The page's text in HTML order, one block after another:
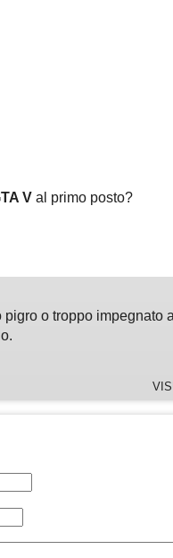
V al primo posto?
pigro o troppo impegnato